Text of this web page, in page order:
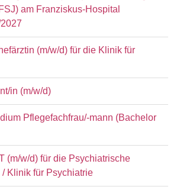
am Franziskus-Hospital
(m/w/d) für die Klinik für
in (m/w/d)
Pflegefachfrau/-mann (Bachelor
(m/w/d) für die Psychiatrische
/ Klinik für Psychiatrie